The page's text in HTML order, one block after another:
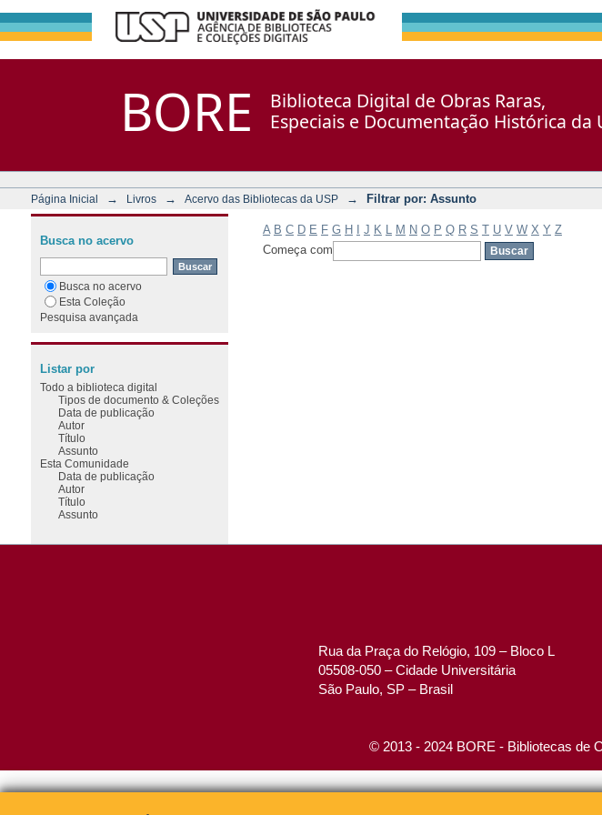
BORE
Biblioteca Digital de Obras Raras,
Especiais e Documentação Histórica da
Página Inicial → Livros → Acervo das Bibliotecas da USP → Filtrar por: Assunto
A B C D E F G H J K M N O P Q R S T U V W X Y Z
Começa com
Busca no acervo
Busca no acervo
Esta Coleção
Pesquisa avançada
Listar por
Todo a biblioteca digital
Tipos de documento & Coleções
Data de publicação
Autor
Título
Assunto
Esta Comunidade
Data de publicação
Autor
Título
Assunto
Rua da Praça do Relógio, 109 – Bloco L
05508-050 – Cidade Universitária
São Paulo, SP – Brasil
© 2013 - 2024 BORE - Bibliotecas de